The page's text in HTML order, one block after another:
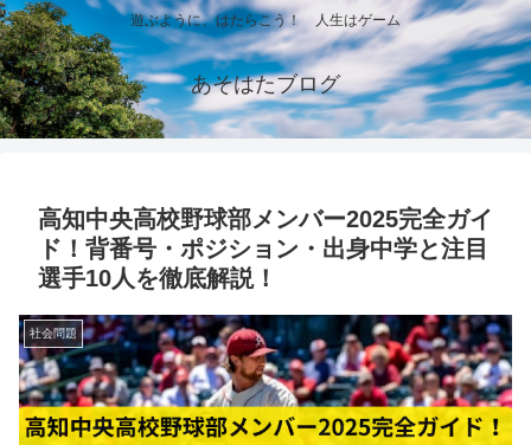
遊ぶように、はたらこう！ 人生はゲーム
あそはたブログ
高知中央高校野球部メンバー2025完全ガイ
ド！背番号・ポジション・出身中学と注目
選手10人を徹底解説！
社会問題